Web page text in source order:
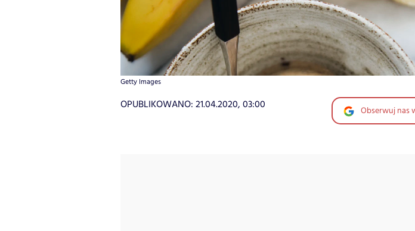
Getty Images
OPUBLIKOWANO: 21.04.2020, 03:00 Obserwuj nas